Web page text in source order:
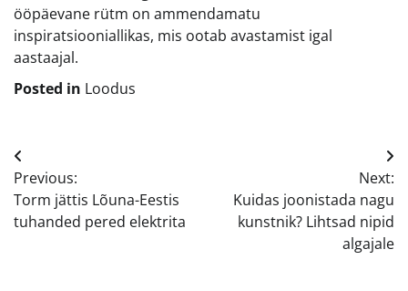
ööpäevane rütm on ammendamatu
inspiratsiooniallikas, mis ootab avastamist igal
aastaajal.
Posted in Loodus
Navigeerimine
Previous:
Torm jättis Lõuna-Eestis
tuhanded pered elektrita
Next:
Kuidas joonistada nagu
kunstnik? Lihtsad nipid
algajale